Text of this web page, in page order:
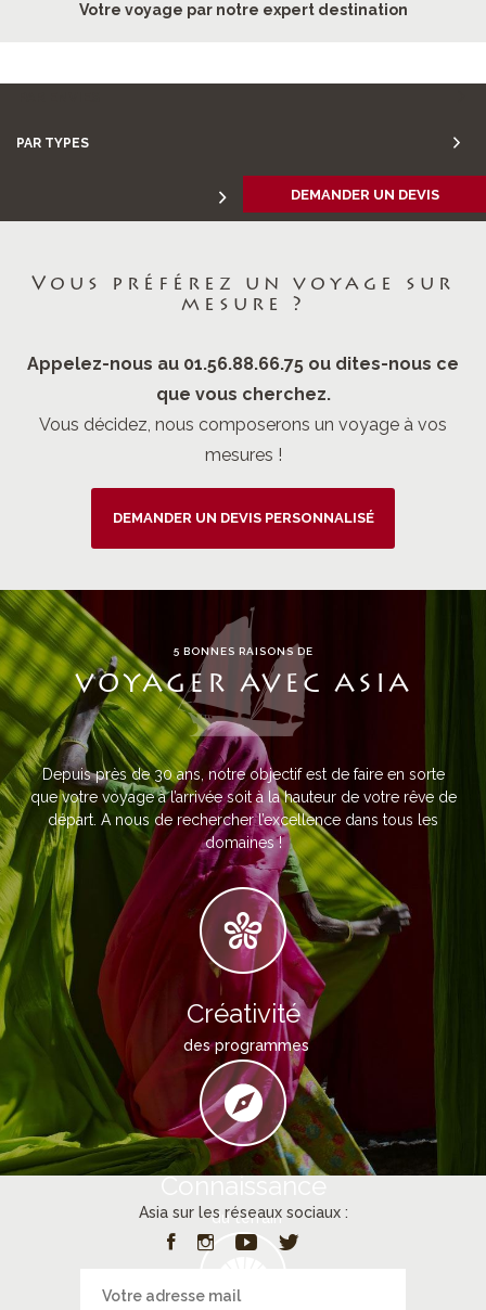
Votre voyage par notre expert destination
PAR TYPES
DEMANDER UN DEVIS
Vous préférez un voyage sur
mesure ?
Appelez-nous au 01.56.88.66.75 ou dites-nous ce
que vous cherchez.
Vous décidez, nous composerons un voyage à vos
mesures !
DEMANDER UN DEVIS PERSONNALISÉ
5 BONNES RAISONS DE
VOYAGER AVEC ASIA
Depuis près de 30 ans, notre objectif est de faire en sorte
que votre voyage à l’arrivée soit à la hauteur de votre rêve de
départ. A nous de rechercher l’excellence dans tous les
domaines !
Créativité
des programmes
Connaissance
du terrain
Asia sur les réseaux sociaux :